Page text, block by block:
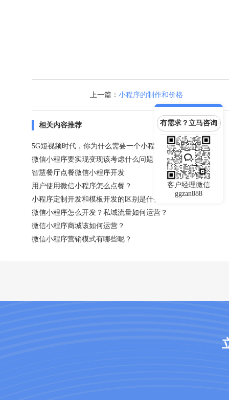
上一篇： 小程序的制作和价格
相关内容推荐
5G短视频时代，你为什么需要一个小程序？
微信小程序要实现变现该考虑什么问题？
智慧餐厅点餐微信小程序开发
用户使用微信小程序怎么点餐？
小程序定制开发和模板开发的区别是什么？
微信小程序怎么开发？私域流量如何运营？
微信小程序商城该如何运营？
微信小程序营销模式有哪些呢？
有需求？立马咨询
客户经理微信
ggzan888